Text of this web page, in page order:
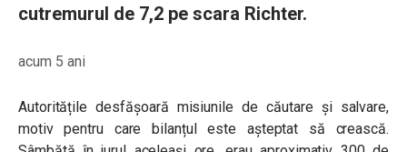
cutremurul de 7,2 pe scara Richter.
acum 5 ani
Autoritățile desfășoară misiunile de căutare și salvare,
motiv pentru care bilanțul este așteptat să crească.